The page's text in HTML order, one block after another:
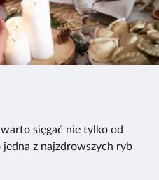
sięgać nie tylko od
jedna z najzdrowszych ryb